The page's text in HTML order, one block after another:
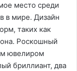
место среди
в мире. Дизайн
таких как
Роскошный
ювелиром
бриллиант, два